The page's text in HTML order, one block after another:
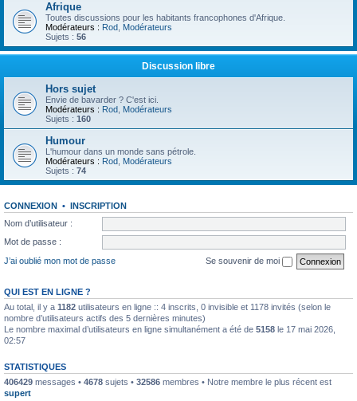
Afrique
Toutes discussions pour les habitants francophones d'Afrique.
Modérateurs : Rod Modérateurs
Sujets : 56
Discussion libre
Hors sujet
Envie de bavarder ? C'est ici.
Modérateurs : Rod Modérateurs
Sujets : 160
Humour
L'humour dans un monde sans pétrole.
Modérateurs : Rod Modérateurs
Sujets : 74
CONNEXION • INSCRIPTION
Nom d’utilisateur :
Mot de passe :
J’ai oublié mon mot de passe
Se souvenir de moi
QUI EST EN LIGNE ?
Au total, il y a 1182 utilisateurs en ligne :: 4 inscrits, 0 invisible et 1178 invités (selon le
nombre d’utilisateurs actifs des 5 dernières minutes)
Le nombre maximal d’utilisateurs en ligne simultanément a été de 5158 le 17 mai 2026,
02:57
STATISTIQUES
406429 messages • 4678 sujets • 32586 membres • Notre membre le plus récent est
supert